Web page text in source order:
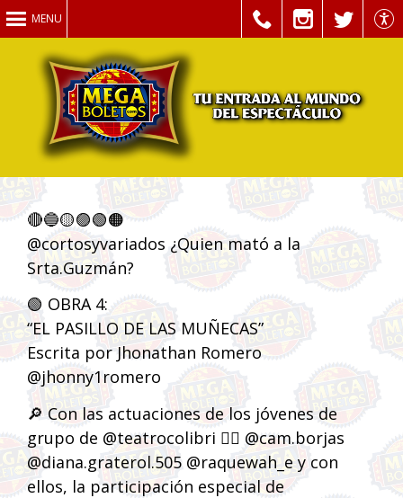
MENU
🔴🔵🟡🟣🟢🟠
@cortosyvariados ¿Quien mató a la
Srta.Guzmán?
🟢 OBRA 4:
“EL PASILLO DE LAS MUÑECAS”
Escrita por Jhonathan Romero
@jhonny1romero
🔎 Con las actuaciones de los jóvenes de
grupo de @teatrocolibri 👉🏻 @cam.borjas
@diana.graterol.505 @raquewah_e y con
ellos, la participación especial de